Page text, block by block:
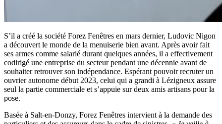
S’il a créé la société Forez Fenêtres en mars dernier, Ludovic Nigon
a découvert le monde de la menuiserie bien avant. Après avoir fait
ses armes comme salarié durant quelques années, il a effectivement
codirigé une entreprise du secteur pendant une décennie avant de
souhaiter retrouver son indépendance. Espérant pouvoir recruter un
ouvrier autonome début 2023, celui qui a grandi à Lézigneux assure
seul la partie commerciale et s’appuie sur deux amis artisans pour la
pose.
Basée à Salt-en-Donzy, Forez Fenêtres intervient à la demande des